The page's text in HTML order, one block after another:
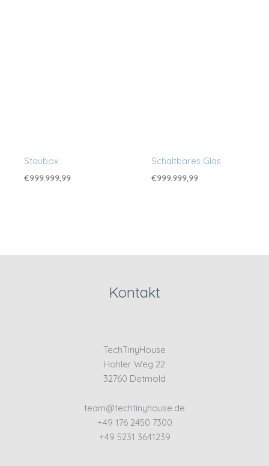
Staubox
€999.999,99
Schaltbares Glas
€999.999,99
Kontakt
TechTinyHouse
Hohler Weg 22
32760 Detmold
team@techtinyhouse.de
+49 176 2450 7300
+49 5231 3641239